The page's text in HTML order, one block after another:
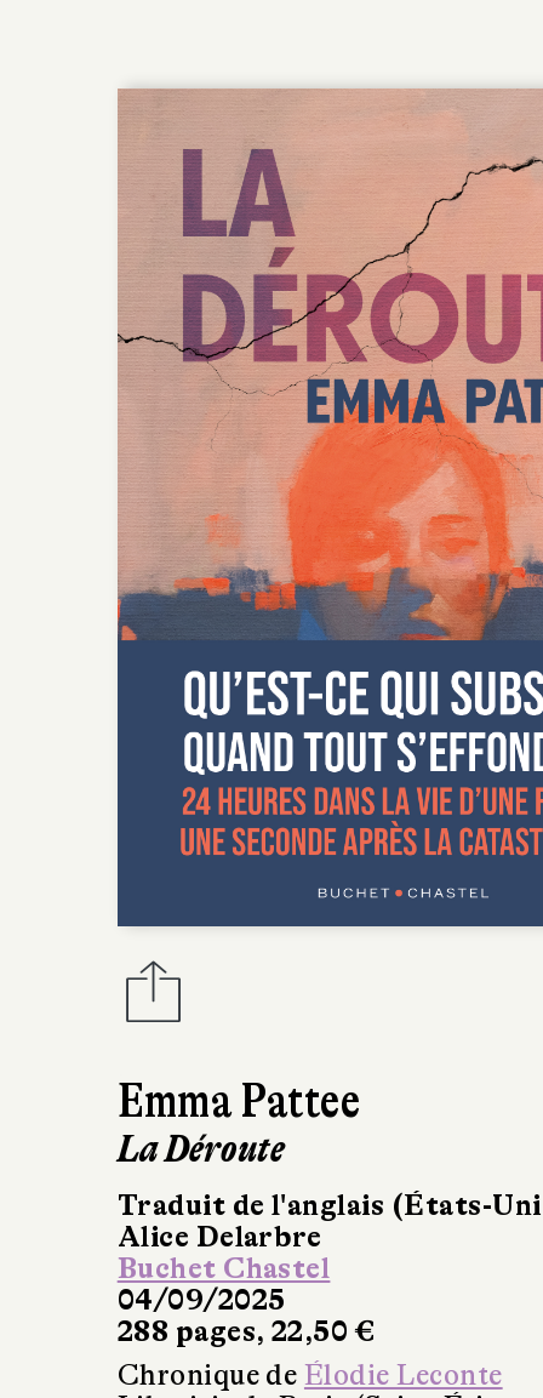
Emma Pattee
La Déroute
Traduit de l'anglais (États-
Alice Delarbre
Buchet Chastel
04/09/2025
288 pages, 22,50 €
Chronique de Élodie Leconte